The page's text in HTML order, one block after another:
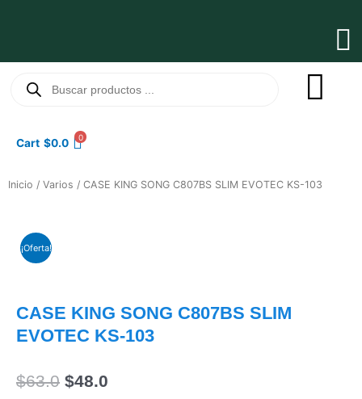
productos
Cart $0.0 0
Inicio / Varios / CASE KING SONG C807BS SLIM EVOTEC KS-103
¡Oferta!
CASE KING SONG C807BS SLIM
EVOTEC KS-103
$63.0 El
$48.0